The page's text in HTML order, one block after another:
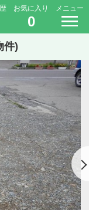
お気に入り
0
メニュー
件)